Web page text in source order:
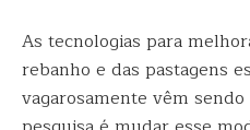
As tecnologias para
rebanho e das pastagens
vagarosamente vêm